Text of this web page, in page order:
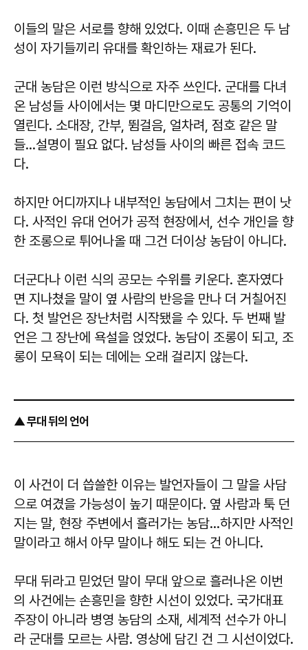
이들의 말은 서로를 향해 있었다. 이때 손흥민은 두 남
성이 자기들끼리 유대를 확인하는 재료가 된다.
군대 농담은 이런 방식으로 자주 쓰인다. 군대를 다녀
온 남성들 사이에서는 몇 마디만으로도 공통의 기억이
열린다. 소대장, 간부, 뜀걸음, 얼차려, 점호 같은 말
들…설명이 필요 없다. 남성들 사이의 빠른 접속 코드
다.
하지만 어디까지나 내부적인 농담에서 그치는 편이 낫
다. 사적인 유대 언어가 공적 현장에서, 선수 개인을 향
한 조롱으로 튀어나올 때 그건 더이상 농담이 아니다.
더군다나 이런 식의 공모는 수위를 키운다. 혼자였다
면 지나쳤을 말이 옆 사람의 반응을 만나 더 거칠어진
다. 첫 발언은 장난처럼 시작됐을 수 있다. 두 번째 발
언은 그 장난에 욕설을 얹었다. 농담이 조롱이 되고, 조
롱이 모욕이 되는 데에는 오래 걸리지 않는다.
▲ 무대 뒤의 언어
이 사건이 더 씁쓸한 이유는 발언자들이 그 말을 사담
으로 여겼을 가능성이 높기 때문이다. 옆 사람과 툭 던
지는 말, 현장 주변에서 흘러가는 농담…하지만 사적인
말이라고 해서 아무 말이나 해도 되는 건 아니다.
무대 뒤라고 믿었던 말이 무대 앞으로 흘러나온 이번
의 사건에는 손흥민을 향한 시선이 있었다. 국가대표
주장이 아니라 병영 농담의 소재, 세계적 선수가 아니
라 군대를 모르는 사람. 영상에 담긴 건 그 시선이었다.